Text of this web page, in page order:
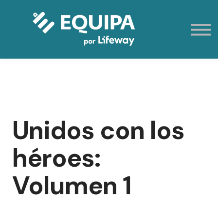
Eventos
Contacto
Unidos con los
héroes:
Volumen 1